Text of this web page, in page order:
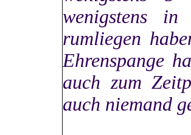
wenigstens
rumliegen
Ehrenspange
auch zum
auch niemand